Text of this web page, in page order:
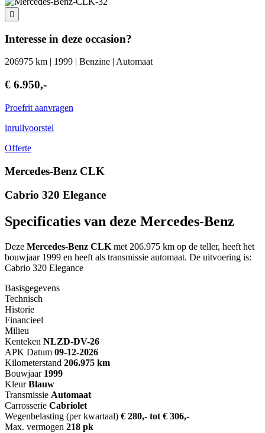
Interesse in deze occasion?
206975 km | 1999 | Benzine | Automaat
€ 6.950,-
Proefrit aanvragen
inruilvoorstel
Offerte
Mercedes-Benz CLK
Cabrio 320 Elegance
Specificaties van deze Mercedes-Benz
Deze Mercedes-Benz CLK met 206.975 km op de teller, heeft het
bouwjaar 1999 en heeft als transmissie automaat. De uitvoering is:
Cabrio 320 Elegance
Basisgegevens
Technisch
Historie
Financieel
Milieu
Kenteken NLZD-DV-26
APK Datum 09-12-2026
Kilometerstand 206.975 km
Bouwjaar 1999
Kleur Blauw
Transmissie Automaat
Carrosserie Cabriolet
Wegenbelasting (per kwartaal) € 280,- tot € 306,-
Max. vermogen 218 pk